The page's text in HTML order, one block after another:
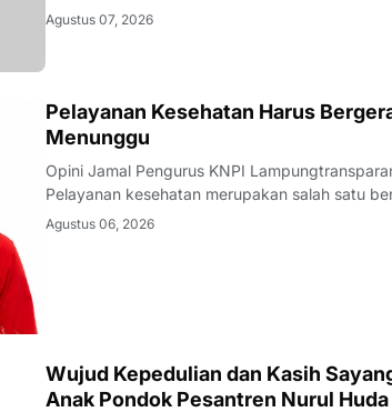
perusahaan pelaksana proyek konstruksi.Hal
Agustus 07, 2026
Pelayanan Kesehatan Harus
Menunggu
Opini Jamal Pengurus KNPI
Pelayanan kesehatan merupakan salah satu
warganya. Di tengah pesatnya perkembangan
Agustus 06, 2026
Wujud Kepedulian dan Kasih
Anak Pondok Pesantren Nurul Huda